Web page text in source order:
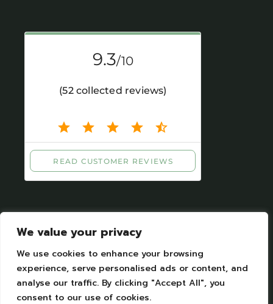
We value your privacy
We use cookies to enhance your browsing
experience, serve personalised ads or content, and
analyse our traffic. By clicking "Accept All", you
consent to our use of cookies.
Mentions légales|Protection des données
personelles